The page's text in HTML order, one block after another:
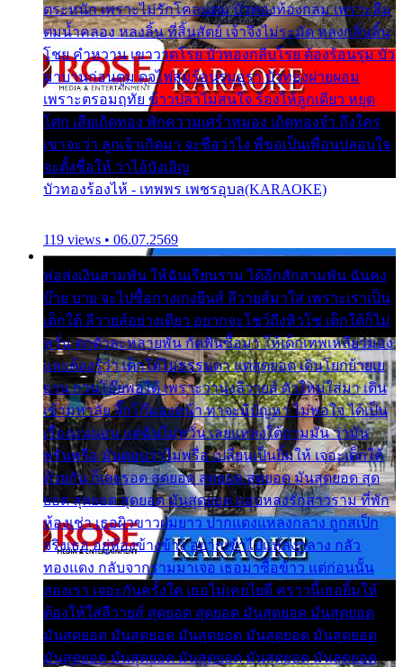
ตระหนัก เพราะไม่รักโคลนตม บัวทองท้องกลม เพราะลืม
ตมน้ำคลอง หลงลิ้น ที่สิ้นสัตย์ เจ้าจึงไม่ระมัด หลงกลิ่นลิ้น
โชย คำหวาน เขาวาดโรย บัวทองกลีบโรย ต้องร้อนรุม บัว
มาบานก่อนตูม ดุจไฟสุมร้อนรุมอุรา บัวทองผ่ายผอม
เพราะตรอมฤทัย ข้าวปลาไม่สนใจ ร้องไห้ลูกเดียว หยุด
โศก เสียเถิดทอง พักความเศร้าหมอง เถิดทองจ๋า ถึงใคร
เขาจะว่า ลูกเจ้าเกิดมา จะชื่อว่าไง พี่ขอเป็นเพื่อนปลอบใจ
จะตั้งชื่อให้ ว่าไอ้บังเอิญ
บัวทองร้องไห้ - เทพพร เพชรอุบล(KARAOKE)
119 views • 06.07.2569
พ่อส่งเงินสามพัน ให้ฉันเรียนราม ได้อีกสักสามพัน ฉันคง
บ๊าย บาย จะไปซื้อกางเกงยีนส์ ลีวายส์มาใส่ เพราะเราเป็น
เด็กใต้ ลีวายส์อย่างเดียว อยากจะโชว์ถึงหิวโซ เด็กใต้ก็ไม่
หวั่น ตกตัวละหลายพัน กัดฟันซื้อมา ให้เด็กเทพเหลียวมอง
และต้องรู้ว่า เด็กใต้ไม่ธรรมดา แต่สุดยอด เดินโยกย้ายเย
ยวน กวนโอ๊ยพอได้ เพราะว่านุ่งลีวายส์ ตัวใหม่ใส่มา เดิน
เข้ามหาลัย จิ๊กโก๊มองหน้า ท่าจะมีปัญหา ไม่พอใจ ได้เป็น
เรื่องแน่นอน แต่ฉันไม่หวั่น เลยแหลงใต้ถามมัน ว่ามัน
พรั่นพรือ มันตอบว่าไม่พรื่อ เปลี่ยนเป็นยิ้มให้ เจอะเด็กใต้
ด้วยกัน ก็เลยรอด สุดยอด สุดยอด สุดยอด มันสุดยอด สุด
ยอด สุดยอด สุดยอด มันสุดยอด แอบหลงรักสาวราม ที่พัก
ห้องเช่า เธอผิวขาวผมยาว ปากแดงแหลงกลาง ถูกสเป็ก
จริงเธอ อยู่ห้องข้างข้าง อยากเข้าไปแหลงกลาง กลัว
ทองแดง กลับจากรามมาเจอ เธอมาซื้อข้าว แต่ก่อนนั้น
สองเรา เจอะกันครั้งใด เธอไม่เคยไยดี คราวนี้เธอยิ้มให้
ต้องให้ใส่ลีวายส์ สุดยอด สุดยอด มันสุดยอด มันสุดยอด
มันสุดยอด มันสุดยอด มันสุดยอด มันสุดยอด มันสุดยอด
มันสุดยอด มันสุดยอด มันสุดยอด มันสุดยอด มันสุดยอด